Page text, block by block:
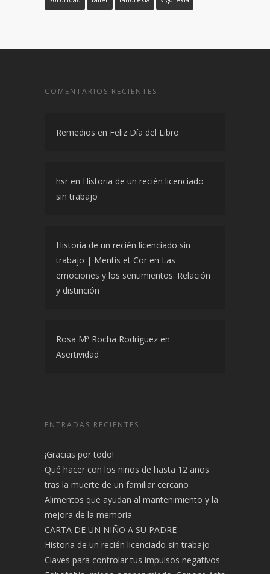
COMENTARIOS RECIENTES
Remedios en Feliz Día del Libro
hsr en Historia de un recién licenciado
sin trabajo
Historia de un recién licenciado sin
trabajo | Mentis et Cor en Las
emociones y los sentimientos. Relación
y distinción
Rosa Mª Rocha Rodríguez en
Asertividad
ENTRADAS RECIENTES
¡Gracias por todo!
Qué hacer con los niños de hasta 12 años
tras la muerte de un familiar cercano
Alimentos que ayudan al mantenimiento y la
mejora de la memoria
CARTA DE UN NIÑO A SU PADRE
Historia de un recién licenciado sin trabajo
Claves para controlar tus impulsos negativos